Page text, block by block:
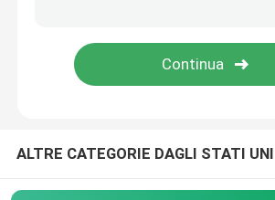
Supporto dell'estremità della vite
ALTRE CATEGORIE DAGLI STATI